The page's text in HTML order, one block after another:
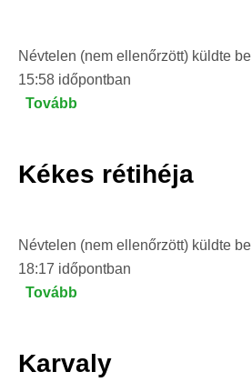
Névtelen (nem ellenőrzött) küldte be
15:58 időpontban
Tovább
Kékes rétihéja
Névtelen (nem ellenőrzött) küldte be
18:17 időpontban
Tovább
Karvaly